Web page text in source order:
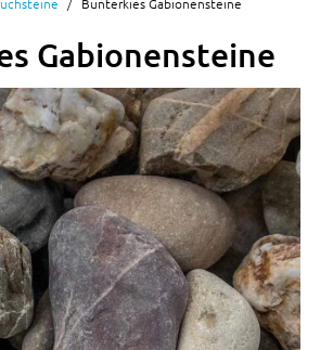
Gabionensteine